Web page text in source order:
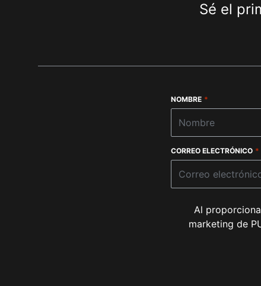
Sé el
NOMBRE *
CORREO ELECTRÓNICO *
Al
marketing de